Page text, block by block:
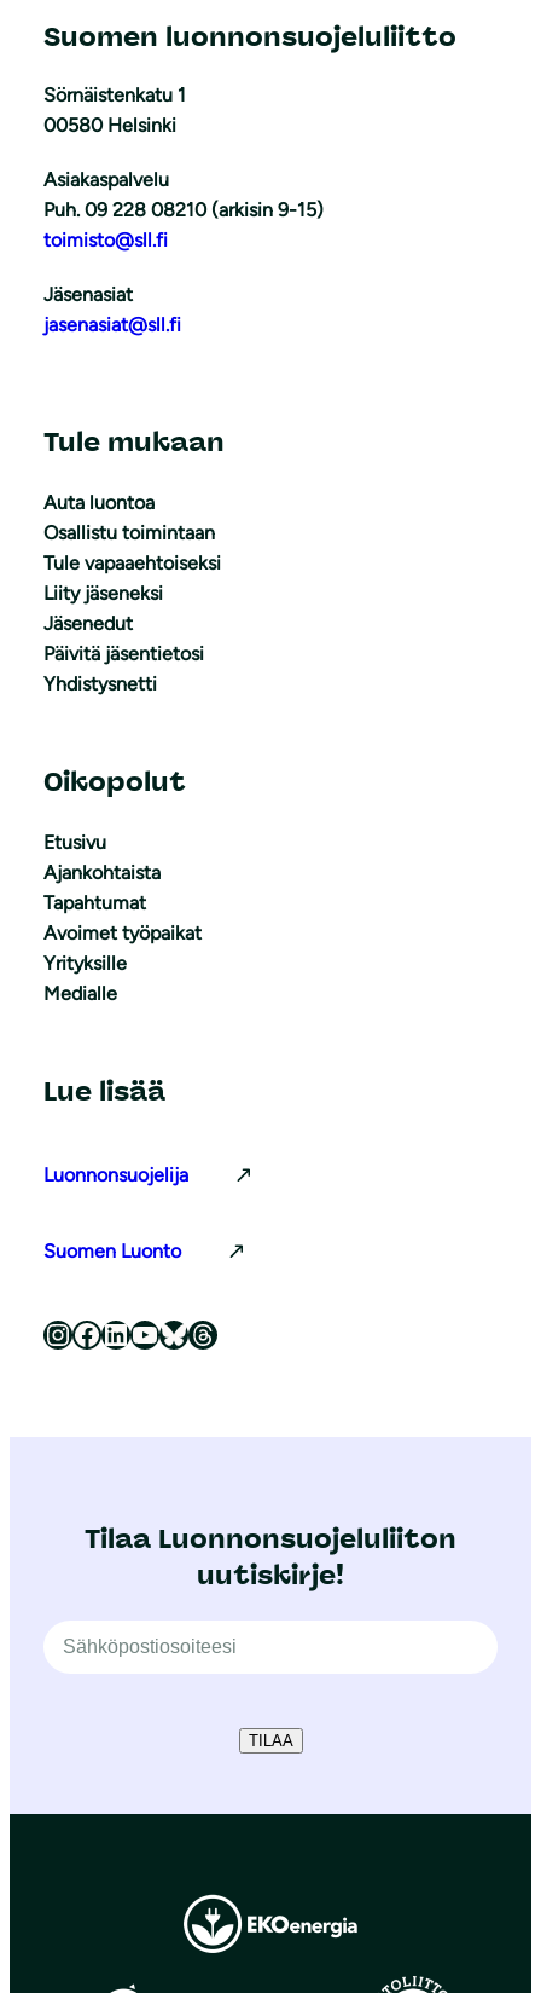
Suomen luonnonsuojeluliitto
Sörnäistenkatu 1
00580 Helsinki
Asiakaspalvelu
Puh. 09 228 08210 (arkisin 9-15)
toimisto@sll.fi
Jäsenasiat
jasenasiat@sll.fi
Tule mukaan
Auta luontoa
Osallistu toimintaan
Tule vapaaehtoiseksi
Liity jäseneksi
Jäsenedut
Päivitä jäsentietosi
Yhdistysnetti
Oikopolut
Etusivu
Ajankohtaista
Tapahtumat
Avoimet työpaikat
Yrityksille
Medialle
Lue lisää
Luonnonsuojelija
Suomen Luonto
Luonnonsuojeluliitto Instagramissa Luonnonsuojeluliitto Facebookissa Luonnonsuojeluliitto LinkedInissä Luonnonsuojeluliiton YouTube-kanava Luonnonsuojeluliitto Blueskyssa Luonnonsuojeluliitto Threadsissa
Tilaa Luonnonsuojeluliiton
uutiskirje!
TILAA